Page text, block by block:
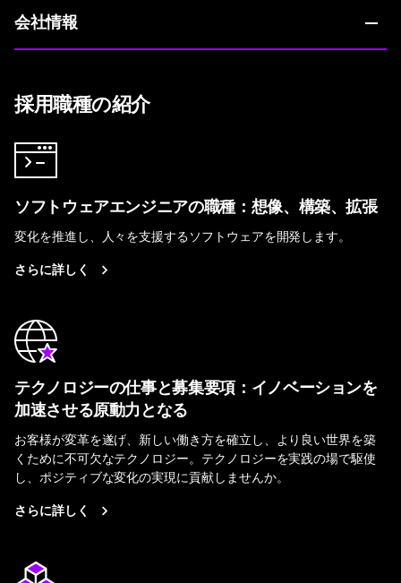
会社情報
採用職種の紹介
ソフトウェアエンジニアの職種：想像、構築、拡張
変化を推進し、人々を支援するソフトウェアを開発します。
さらに詳しく
テクノロジーの仕事と募集要項：イノベーションを
加速させる原動力となる
お客様が変革を遂げ、新しい働き方を確立し、より良い世界を築
くために不可欠なテクノロジー。テクノロジーを実践の場で駆使
し、ポジティブな変化の実現に貢献しませんか。
さらに詳しく